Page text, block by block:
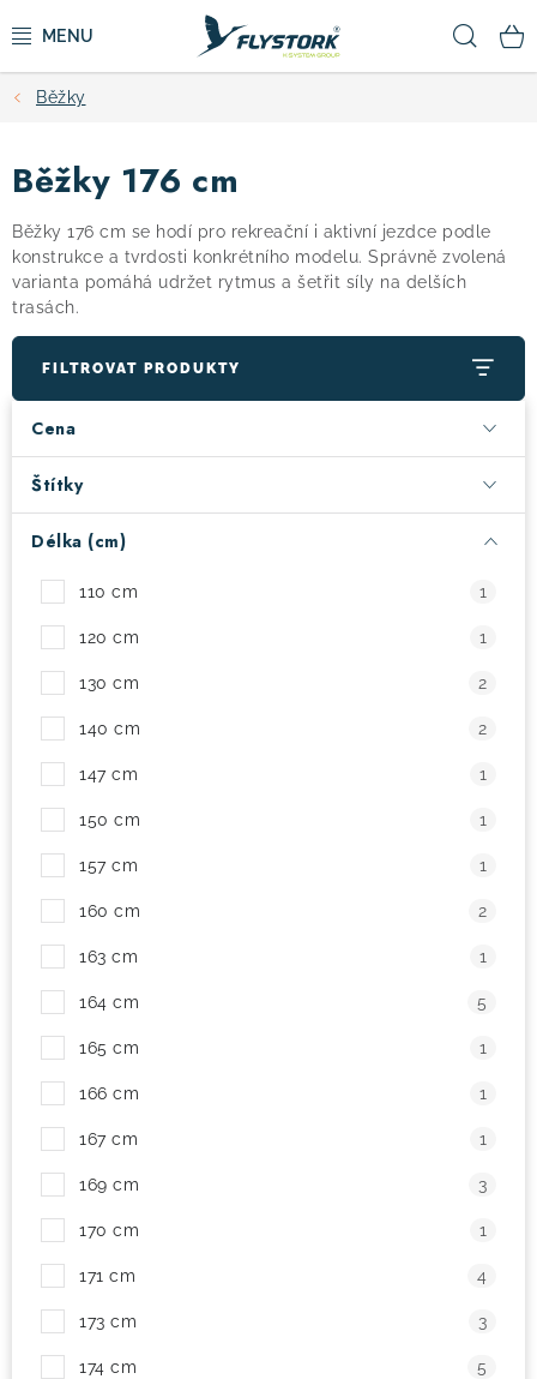
na
CYKLISTIKA
ZIMNÍ SPORTY
KOLOBĚŽKY
OBLEČENÍ A BOTY
DOPLŇKY
VÝPRODEJ
! Akce ! Obchodní podmínky
Moje objednávka
Běžky
Běžky 176 cm
Běžky 176 cm se hodí pro rekreační i aktivní jezdce podle
konstrukce a tvrdosti konkrétního modelu. Správně zvolená
varianta pomáhá udržet rytmus a šetřit síly na delších
trasách.
FILTROVAT PRODUKTY
Cena
Štítky
Délka (cm)
110 cm 1
120 cm 1
130 cm 2
140 cm 2
147 cm 1
150 cm 1
157 cm 1
160 cm 2
163 cm 1
164 cm 5
165 cm 1
166 cm 1
167 cm 1
169 cm 3
170 cm 1
171 cm 4
173 cm 3
174 cm 5